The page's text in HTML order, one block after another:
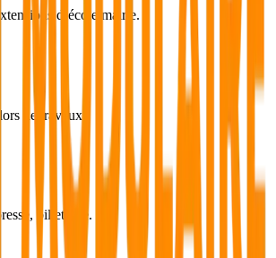
d’école/mairie.
de travaux.
billetterie.